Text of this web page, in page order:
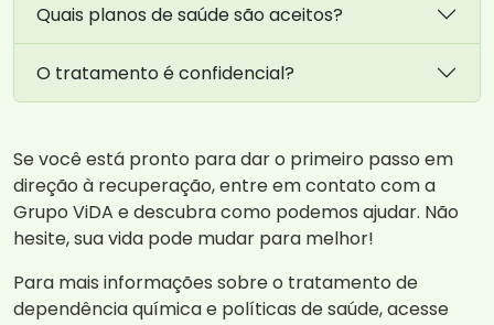
Quais planos de saúde são aceitos?
O tratamento é confidencial?
Se você está pronto para dar o primeiro passo em
direção à recuperação, entre em contato com a
Grupo ViDA e descubra como podemos ajudar. Não
hesite, sua vida pode mudar para melhor!
Para mais informações sobre o tratamento de
dependência química e políticas de saúde, acesse